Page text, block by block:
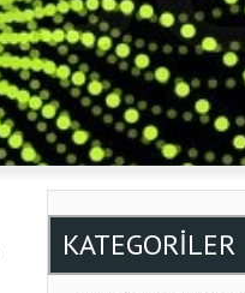
KATEGORILER